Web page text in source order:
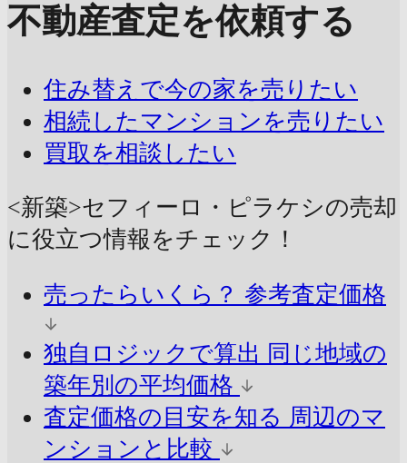
不動産査定を依頼する
住み替えで今の家を売りたい
相続したマンションを売りたい
買取を相談したい
<新築>セフィーロ・ピラケシの売却
に役立つ情報をチェック！
売ったらいくら？ 参考査定価格
独自ロジックで算出 同じ地域の
築年別の平均価格
査定価格の目安を知る 周辺のマ
ンションと比較